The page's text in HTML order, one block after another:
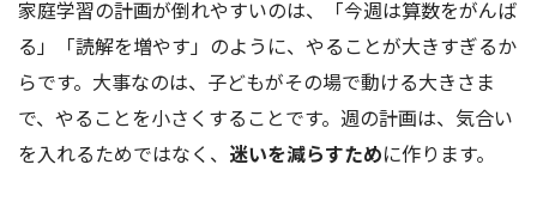
家庭学習の計画が倒れやすいのは、「今週は算数をがんば
る」「読解を増やす」のように、やることが大きすぎるか
らです。大事なのは、子どもがその場で動ける大きさま
で、やることを小さくすることです。週の計画は、気合い
を入れるためではなく、 迷いを減らすために作ります。